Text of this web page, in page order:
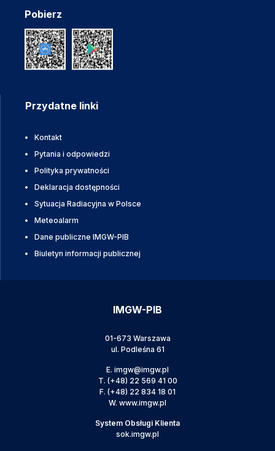
Pobierz
Przydatne linki
Kontakt
Pytania i odpowiedzi
Polityka prywatności
Deklaracja dostępności
Sytuacja Radiacyjna w Polsce
Meteoalarm
Dane publiczne IMGW-PIB
Biuletyn informacji publicznej
IMGW-PIB
01-673 Warszawa
ul. Podleśna 61
E. imgw@imgw.pl
T. (+48) 22 569 41 00
F. (+48) 22 834 18 01
W. www.imgw.pl
System Obsługi Klienta
sok.imgw.pl